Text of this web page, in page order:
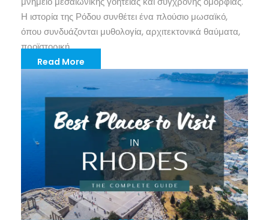
Η ιστορία της Ρόδου συνθέτει ένα πλούσιο μωσαϊκό,
όπου συνδυάζονται μυθολογία, αρχιτεκτονικά θαύματα,
προϊστορική...
Read More